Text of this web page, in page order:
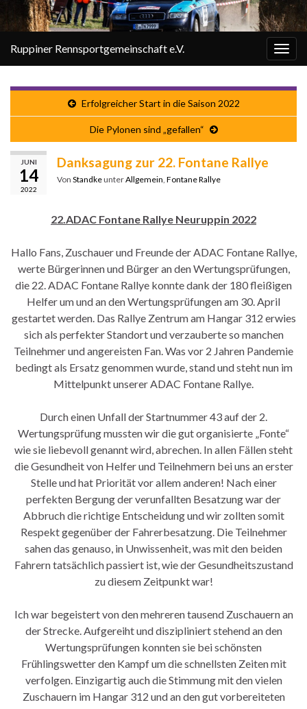
Ruppiner Rennsportgemeinschaft e.V.
Erfolgreicher Start in die Saison 2022
Die Pylonen sind „gefallen“
JUNI
14
2022
Danksagung zur 22. Fontane Rallye
Von StandkeunterAllgemein Fontane Rallye
22.ADAC Fontane Rallye Neuruppin 2022
Hallo Fans, Zuschauer und Freunde der ADAC Fontane Rallye,
werte Bürgerinnen und Bürger an den Wertungsprüfungen,
die 22. ADAC Fontane Rallye konnte dank der 180 fleißigen
Helfer um und an den Wertungsprüfungen am 30. April
gestartet werden. Das Rallye Zentrum am Hangar 312 erwies
sich als perfekter Standort und verzauberte so manchen
Teilnehmer und angereisten Fan. Was vor 2 Jahren Pandemie
bedingt als Ersatz genommen wurde, stand und steht nun im
Mittelpunkt unserer ADAC Fontane Rallye.
Durch einen Unfall der Startnummer 43 auf der 2.
Wertungsprüfung mussten wir die gut organisierte „Fonte“
wie sie liebevoll genannt wird, abrechen. In allen Fällen steht
die Gesundheit von Helfer und Teilnehmern bei uns an erster
Stelle und hat Priorität vor allem anderen! Nach einer
perfekten Bergung der verunfallten Besatzung war der
Abbruch die richtige Entscheidung und wir zollten somit
Respekt gegenüber der Fahrerbesatzung. Die Teilnehmer
sahen das genauso, in Unwissenheit, was mit den beiden
Fahrern tatsächlich passiert ist, wie der Gesundheitszustand
zu diesem Zeitpunkt war!
Ich war begeistert von den mehreren tausend Zuschauern an
der Strecke. Aufgereiht und diszipliniert stehend an den
Wertungsprüfungen konnten sie bei schönsten
Frühlingswetter den Kampf um die schnellsten Zeiten mit
verfolgen. Einzigartig auch die Stimmung mit den vielen
Zuschauern im Hangar 312 und an den gut vorbereiteten